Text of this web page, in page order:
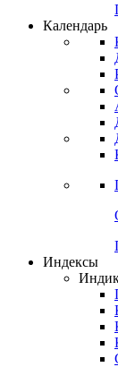
Календарь
Индексы